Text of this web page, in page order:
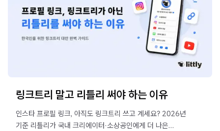
링크트리 말고 리틀리 써야 하는 이유
인스타 프로필 링크, 아직도 링크트리 쓰고 계세요? 2026년
기준 리틀리가 국내 크리에이터·소상공인에게 더 나은